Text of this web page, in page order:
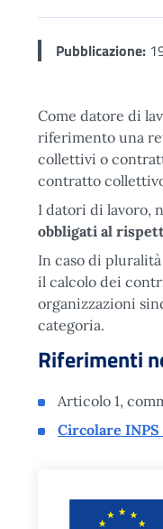
Pubblicazione:
Come datore di
riferimento una
collettivi o
contratto
I datori di lavoro,
obbligati al
In caso di
il calcolo dei
organizzazioni
categoria.
Riferimenti
Articolo 1,
Circolare INPS